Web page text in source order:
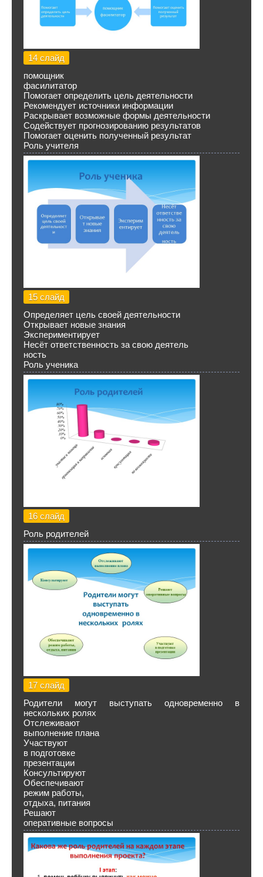
14 слайд
помощник
фасилитатор
Помогает определить цель деятельности
Рекомендует источники информации
Раскрывает возможные формы деятельности
Содействует прогнозированию результатов
Помогает оценить полученный результат
Роль учителя
15 слайд
Определяет цель своей деятельности
Открывает новые знания
Экспериментирует
Несёт ответственность за свою деятель
ность
Роль ученика
16 слайд
Роль родителей
17 слайд
Родители могут выступать одновременно в
нескольких ролях
Отслеживают
выполнение плана
Участвуют
в подготовке
презентации
Консультируют
Обеспечивают
режим работы,
отдыха, питания
Решают
оперативные вопросы